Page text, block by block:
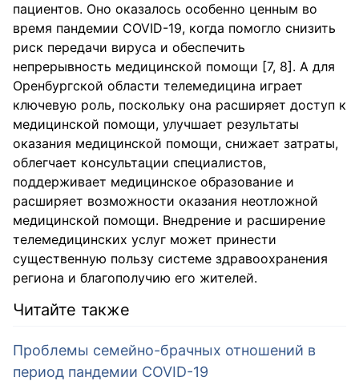
пациентов. Оно оказалось особенно ценным во
время пандемии COVID-19, когда помогло снизить
риск передачи вируса и обеспечить
непрерывность медицинской помощи [7, 8]. А для
Оренбургской области телемедицина играет
ключевую роль, поскольку она расширяет доступ к
медицинской помощи, улучшает результаты
оказания медицинской помощи, снижает затраты,
облегчает консультации специалистов,
поддерживает медицинское образование и
расширяет возможности оказания неотложной
медицинской помощи. Внедрение и расширение
телемедицинских услуг может принести
существенную пользу системе здравоохранения
региона и благополучию его жителей.
Читайте также
Проблемы семейно-брачных отношений в
период пандемии COVID-19